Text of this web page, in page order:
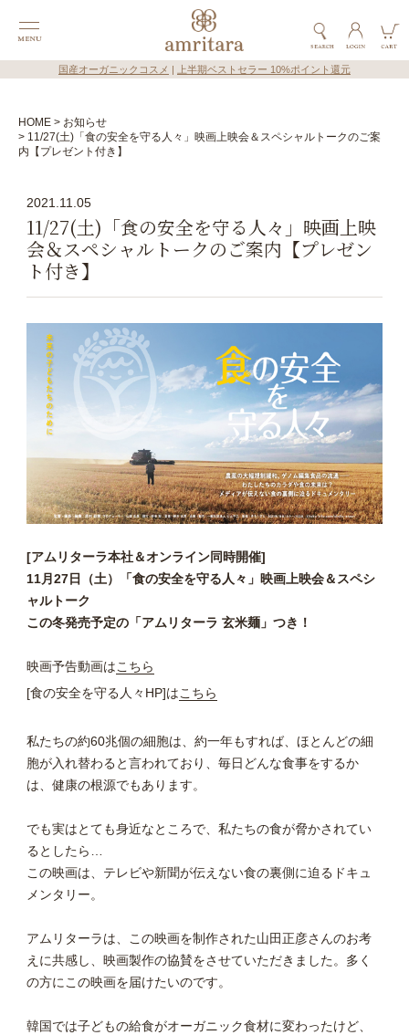
国産オーガニックコスメ 上半期ベストセラー 10%ポイント還元
HOME
お知らせ
11/27(土)「食の安全を守る人々」映画上映会＆スペシャルトークのご案
内【プレゼント付き】
2021.11.05
11/27(土)「食の安全を守る人々」映画上映
会＆スペシャルトークのご案内【プレゼン
ト付き】
[アムリターラ本社＆オンライン同時開催]
11月27日（土）「食の安全を守る人々」映画上映会＆スペシ
ャルトーク
この冬発売予定の「アムリターラ 玄米麺」つき！
映画予告動画はこちら
[食の安全を守る人々HP]はこちら
私たちの約60兆個の細胞は、約一年もすれば、ほとんどの細
胞が入れ替わると言われており、毎日どんな食事をするか
は、健康の根源でもあります。
でも実はとても身近なところで、私たちの食が脅かされてい
るとしたら…
この映画は、テレビや新聞が伝えない食の裏側に迫るドキュ
メンタリー。
アムリターラは、この映画を制作された山田正彦さんのお考
えに共感し、映画製作の協賛をさせていただきました。多く
の方にこの映画を届けたいのです。
韓国では子どもの給食がオーガニック食材に変わったけど、